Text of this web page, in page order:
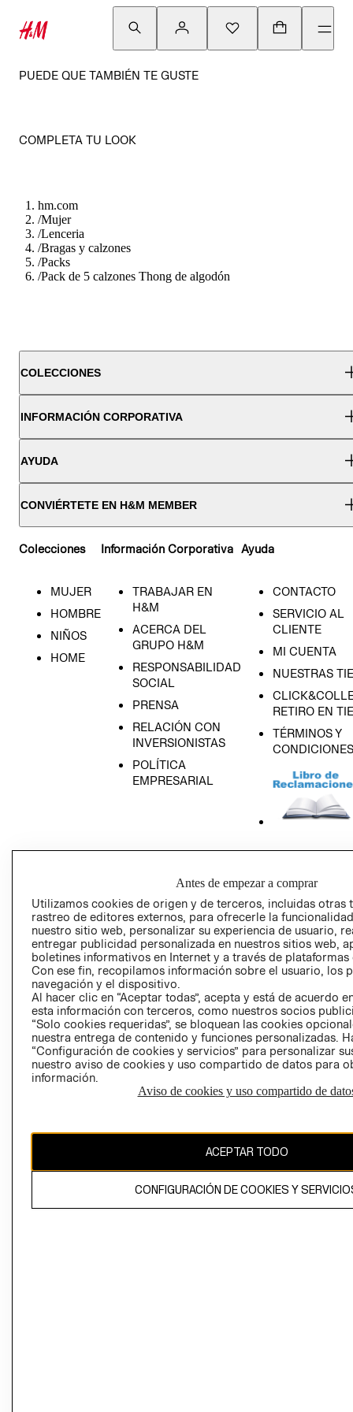
PUEDE QUE TAMBIÉN TE GUSTE
COMPLETA TU LOOK
hm.com
/Mujer
/Lenceria
/Bragas y calzones
/Packs
/Pack de 5 calzones Thong de algodón
COLECCIONES
INFORMACIÓN CORPORATIVA
AYUDA
CONVIÉRTETE EN H&M MEMBER
Colecciones
MUJER
HOMBRE
NIÑOS
HOME
Información Corporativa
TRABAJAR EN
H&M
ACERCA DEL
GRUPO H&M
RESPONSABILIDAD
SOCIAL
PRENSA
RELACIÓN CON
INVERSIONISTAS
POLÍTICA
EMPRESARIAL
Ayuda
CONTACTO
SERVICIO AL
CLIENTE
MI CUENTA
NUESTRAS
RETIRO EN
TÉRMINOS Y
CONDICIONES
GIFT CARD
AVISO DE
Perú (S/)
CAMBIAR REGIÓN
propiedad de H&M Hennes & Mauritz AB
Antes de empezar a comprar
Utilizamos cookies de origen y de terceros, incluidas otras
rastreo de editores externos, para ofrecerle la
nuestro sitio web, personalizar su experiencia de usuario,
entregar publicidad personalizada en nuestros sitios web,
boletines informativos en Internet y a través de plataformas
Con ese fin, recopilamos información sobre el usuario, los
navegación y el dispositivo.
Al hacer clic en “Aceptar todas”, acepta y está de acuerdo
esta información con terceros, como nuestros socios
“Solo cookies requeridas”, se bloquean las cookies
nuestra entrega de contenido y funciones personalizadas.
“Configuración de cookies y servicios” para personalizar
nuestro aviso de cookies y uso compartido de datos para
información.
Aviso de cookies y uso compartido de
ACEPTAR TODO
CONFIGURACIÓN DE COOKIES Y